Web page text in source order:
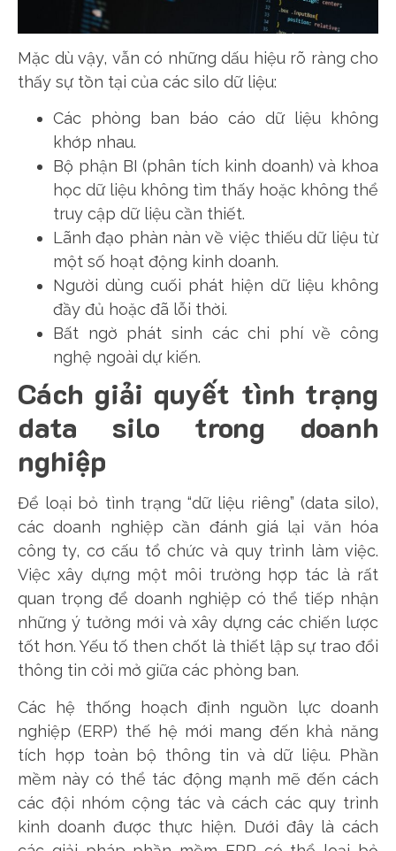
Mặc dù vậy, vẫn có những dấu hiệu rõ ràng cho
thấy sự tồn tại của các silo dữ liệu:
Các phòng ban báo cáo dữ liệu không
khớp nhau.
Bộ phận BI (phân tích kinh doanh) và khoa
học dữ liệu không tìm thấy hoặc không thể
truy cập dữ liệu cần thiết.
Lãnh đạo phàn nàn về việc thiếu dữ liệu từ
một số hoạt động kinh doanh.
Người dùng cuối phát hiện dữ liệu không
đầy đủ hoặc đã lỗi thời.
Bất ngờ phát sinh các chi phí về công
nghệ ngoài dự kiến.
Cách giải quyết tình trạng
data silo trong doanh
nghiệp
Để loại bỏ tình trạng “dữ liệu riêng” (data silo),
các doanh nghiệp cần đánh giá lại văn hóa
công ty, cơ cấu tổ chức và quy trình làm việc.
Việc xây dựng một môi trường hợp tác là rất
quan trọng để doanh nghiệp có thể tiếp nhận
những ý tưởng mới và xây dựng các chiến lược
tốt hơn. Yếu tố then chốt là thiết lập sự trao đổi
thông tin cởi mở giữa các phòng ban.
Các hệ thống hoạch định nguồn lực doanh
nghiệp (ERP) thế hệ mới mang đến khả năng
tích hợp toàn bộ thông tin và dữ liệu. Phần
mềm này có thể tác động mạnh mẽ đến cách
các đội nhóm cộng tác và cách các quy trình
kinh doanh được thực hiện. Dưới đây là cách